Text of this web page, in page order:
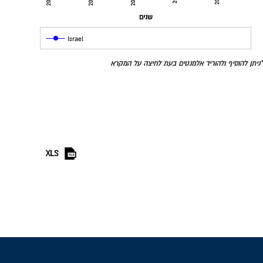
שנים
Israel
*ניתן להוסיף ולהוריד אלמנטים בעת לחיצה על המקרא
XLS